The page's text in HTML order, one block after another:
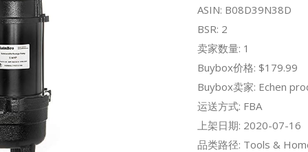
ASIN: B08D39N38D
BSR: 2
卖家数量: 1
Buybox价格: $179.99
Buybox卖家: Echen
运送方式: FBA
上架日期: 2020-07-16
品类路径: Tools &